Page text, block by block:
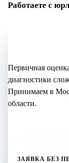
Работаете с
Первичная
диагностики
Принимаем в
области.
ЗАЯВКА БЕЗ